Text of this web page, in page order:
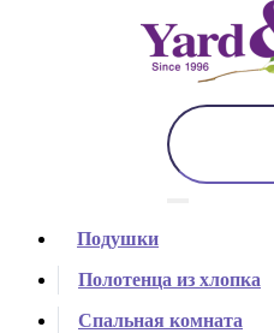
Подушки
Полотенца из хлопка
Спальная комната